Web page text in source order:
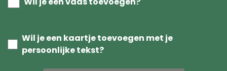
Wil je een kaartje toevoegen met je
persoonlijke tekst?